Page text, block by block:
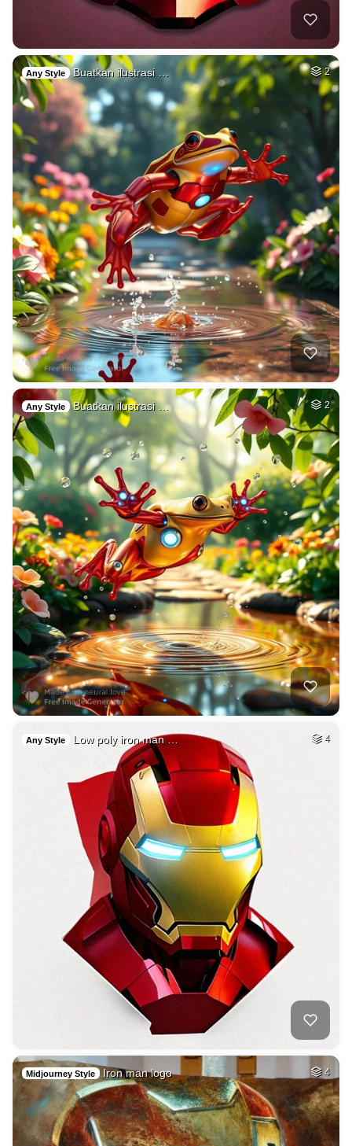
Any Style Buatkan ilustrasi … 2
Any Style Buatkan ilustrasi … 2
Any Style Low poly iron man … 4
Midjourney Style Iron man logo 4